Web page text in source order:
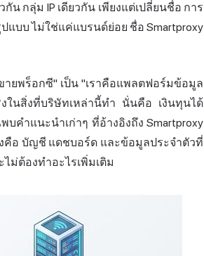
น กลุ่ม IP เดียวกัน เพียงแต่เปลี่ยนชื่อ การ
แบบ ไม่ใช่แค่แบรนด์ย่อย ชื่อ Smartproxy
ยพร็อกซี" เป็น "เราคือแพลตฟอร์มข้อมูล
ในสิ่งที่บริษัทเหล่านี้ทำ นั่นคือ เงินทุนได้
คำแนะนำเก่าๆ ที่อ้างอิงถึง Smartproxy
คือ บัญชี แดชบอร์ด และข้อมูลประจำตัวที่
ม่ต้องทำอะไรเพิ่มเติม